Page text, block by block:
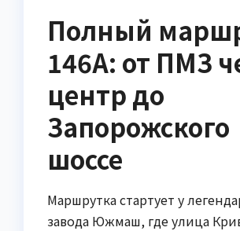
Полный
146А: от ПМЗ
центр до
Запорожского
шоссе
Маршрутка стартует у
завода Южмаш, где улица